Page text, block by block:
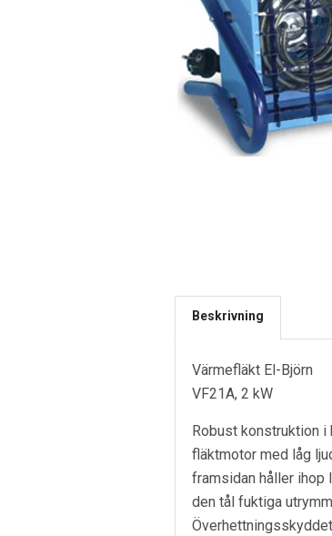
Beskrivning
Värmefläkt El-Björn
VF21A, 2 kW
Robust konstruktion
fläktmotor med låg
framsidan håller ihop
den tål fuktiga